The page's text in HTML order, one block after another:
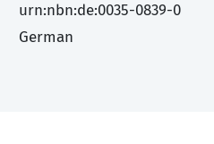
urn:nbn:de:0035-0839-0
German